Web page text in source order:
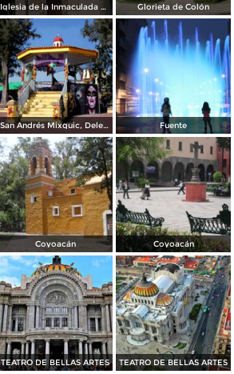
Iglesia de la Inmaculada Concepción Glorieta de Colón
San Andrés Mixquic, Delegación Tláhuac: Día de Muertos Fuente
Coyoacán Coyoacán
TEATRO DE BELLAS ARTES TEATRO DE BELLAS ARTES